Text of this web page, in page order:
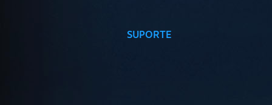
SUPORTE